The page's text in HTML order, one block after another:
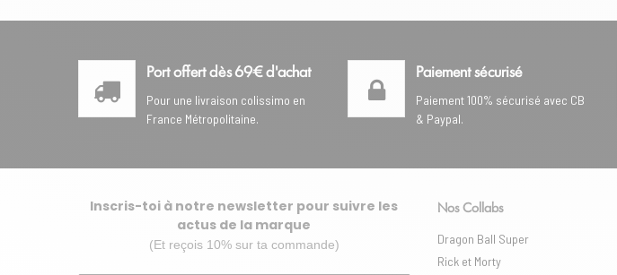
Port offert dès 69€ d'achat
Pour une livraison colissimo en
France Métropolitaine.
Paiement sécurisé
Paiement 100% sécurisé avec CB
& Paypal.
Inscris-toi à notre newsletter pour suivre les
actus de la marque
(Et reçois 10% sur ta commande)
Nos Collabs
Dragon Ball Super
Rick et Morty